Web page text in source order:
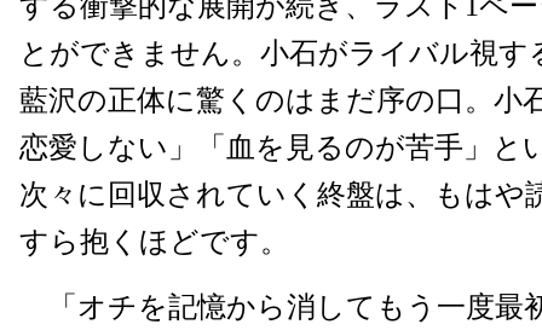
する衝撃的な展開が続き、ラスト1ペ
とができません。小石がライバル視す
藍沢の正体に驚くのはまだ序の口。小
恋愛しない」「血を見るのが苦手」と
次々に回収されていく終盤は、もはや
すら抱くほどです。
「オチを記憶から消してもう一度最